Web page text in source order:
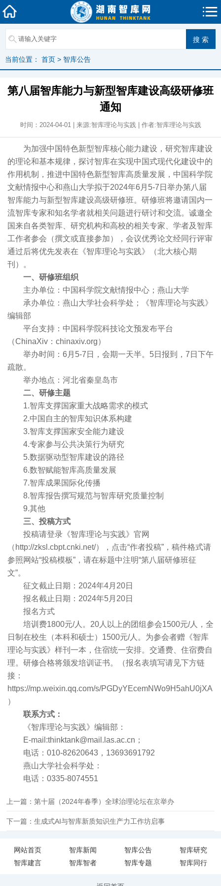
当前位置： 首页 > 智库公告
第八届智库能力与新型智库建设高级研修班
通知
时间：2024-04-01 | 来源:智库理论与实践 | 作者:智库理论与实践
为加强中国特色新型智库核心能力建设，研究智库建设
的理论和基本规律，探讨智库在实现中国式现代化建设中的
作用机制，推进中国特色新型智库高质量发展，中国科学院
文献情报中心和燕山大学拟于2024年6月5-7日举办第八届
智库能力与新型智库建设高级研修班。研修班将邀请国内一
流智库专家和知名学者就相关问题进行研讨和交流。诚邀全
国来自各类智库、研究机构和高校的相关专家、学者及智库
工作者参会（撰文或直接参加），会议优秀论文经同行评审
通过后将优先发表在《智库理论与实践》（北大核心期
刊）。
一、研修班组织
主办单位：中国科学院文献情报中心；燕山大学
承办单位：燕山大学社会科学处；《智库理论与实践》
编辑部
平台支持：中国科学院科技论文预发布平台
（ChinaXiv：chinaxiv.org）
举办时间：6月5-7日，会期一天半。5日报到，7日下午
疏散。
举办地点：河北省秦皇岛市
二、研修主题
1.智库支撑国家重大战略需求的模式
2.中国自主的智库知识体系构建
3.智库支撑国家安全能力建设
4.专家参与公共决策行为研究
5.数据驱动型智库建设的路径
6.数智赋能智库高质量发展
7.智库成果国际化传播
8.智库报告撰写规范与智库研究质量控制
9.其他
三、投稿方式
投稿请登录《智库理论与实践》官网
（http://zksl.cbpt.cnki.net/），点击“作者投稿”，稿件格式请
参照网站“投稿模板”，请在标题中注明“第八届研修班征
文”。
征文截止日期：2024年4月20日
报名截止日期：2024年5月20日
报名方式
培训费1800元/人。20人以上的团组参会1500元/人，全
日制在校生（本科和硕士）1500元/人。为参会者赠《智库
理论与实践》样刊一本，住宿统一安排。交通费、住宿费自
理。研修合格将颁发培训证书。（报名表填写请见下方链
接：
https://mp.weixin.qq.com/s/PGDyYEcemNWo9H5ahU0jXA
）
联系方式：
《智库理论与实践》编辑部：
E-mail:thinktank@mail.las.ac.cn；
电话：010-82620643，13693691792
燕山大学社会科学处：
电话：0335-8074551
上一篇：第十届（2024年春季）全球治理论坛在京举办
下一篇：生成式AI与智库新质知识生产力工作坊启事
网站首页 智库新闻 智库公告
智库研究
智库建言
智库智者 智库专题 智库同行